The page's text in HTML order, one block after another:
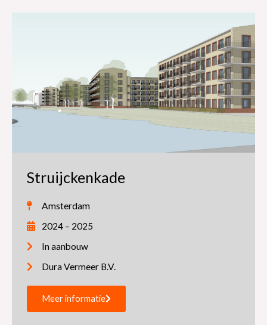
Struijckenkade
Amsterdam
2024 – 2025
In aanbouw
Dura Vermeer B.V.
Meer informatie